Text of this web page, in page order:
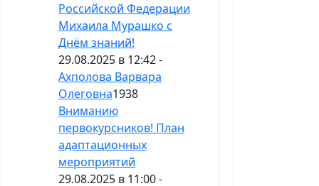
Российской Федерации
Михаила Мурашко с
Днём знаний!
29.08.2025 в 12:42 -
Ахполова Варвара
Олеговна1938
Вниманию
первокурсников! План
адаптационных
мероприятий
29.08.2025 в 11:00 -